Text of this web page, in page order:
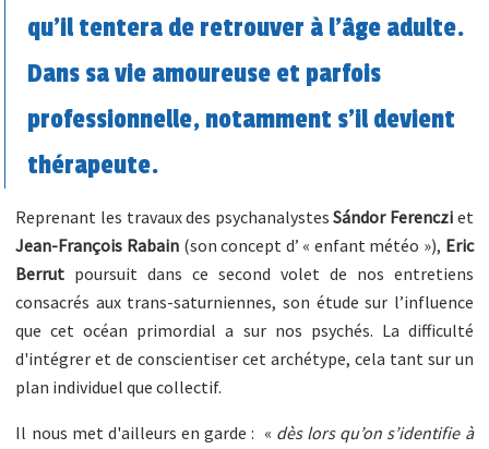
qu’il tentera de retrouver à l’âge adulte.
Dans sa vie amoureuse et parfois
professionnelle, notamment s’il devient
thérapeute.
Reprenant les travaux des psychanalystesSándor Ferencziet
Jean-François Rabain (son concept d’ « enfant météo »), Eric
Berrut poursuit dans ce second volet de nos entretiens
consacrés aux trans-saturniennes, son étude sur l’influence
que cet océan primordial a sur nos psychés. La difficulté
d'intégrer et de conscientiser cet archétype, cela tant sur un
plan individuel que collectif.
Il nous met d'ailleurs en garde : « dès lors qu’on s’identifie à